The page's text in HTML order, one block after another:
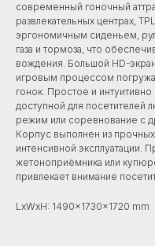
современный гоночный
развлекательных центрах,
эргономичным сиденьем,
газа и тормоза, что
вождения. Большой HD-
игровым процессом
гонок. Простое и
доступной для посетителей
режим или соревнование с
Корпус выполнен из
интенсивной эксплуатации.
жетоноприёмника или
привлекает внимание
LxWxH: 1490x1730x1720 mm